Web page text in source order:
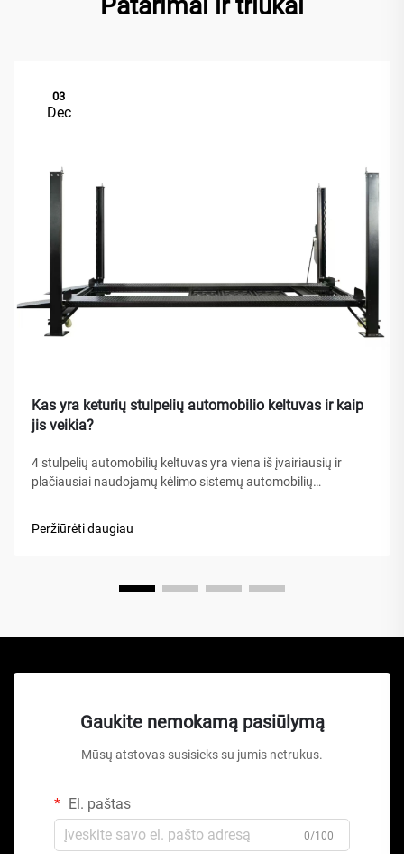
03
Dec
Kas yra keturių stulpelių automobilio keltuvas ir kaip
jis veikia?
4 stulpelių automobilių keltuvas yra viena iš įvairiausių ir
plačiausiai naudojamų kėlimo sistemų automobilių
hidraulinių keliamųjų ar žirklinių keltuvų, šis mechaninis
Peržiūrėti daugiau
Gaukite nemokamą pasiūlymą
Mūsų atstovas susisieks su jumis netrukus.
El. paštas
0/100